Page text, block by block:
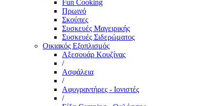
Fun Cooking
Πρωινό
Σκούπες
Συσκευές Μαγειρικής
Συσκευές Σιδερώματος
Οικιακός Εξοπλισμός
Αξεσουάρ Κουζίνας
/
Ασφάλεια
/
Αφυγραντήρες - Ιονιστές
/